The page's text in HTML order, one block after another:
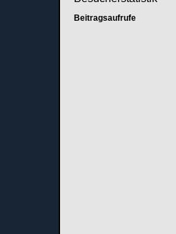
Beitragsaufrufe